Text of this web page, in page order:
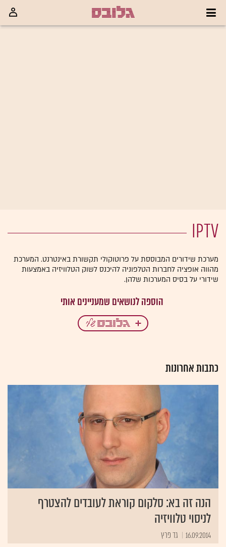
IPTV
מערכת שידורים המבוססת על פרוטוקולי תקשורת באינטרנט. המערכת
מהווה אופציה לחברות הטלפוניה להיכנס לשוק הטלוויזיה באמצעות
שידורי על בסיס המערכות שלהן.
כתבות אחרונות
הנה זה בא: סלקום קוראת לעובדים להצטרף
לניסוי טלוויזיה
16.09.2014 גד פרץ